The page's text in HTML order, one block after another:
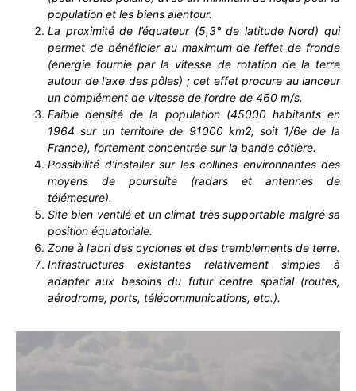
population et les biens alentour.
La proximité de l’équateur (5,3° de latitude Nord) qui
permet de bénéficier au maximum de l’effet de fronde
(énergie fournie par la vitesse de rotation de la terre
autour de l’axe des pôles) ; cet effet procure au lanceur
un complément de vitesse de l’ordre de 460 m/s.
Faible densité de la population (45000 habitants en
1964 sur un territoire de 91000 km2, soit 1/6e de la
France), fortement concentrée sur la bande côtière.
Possibilité d’installer sur les collines environnantes des
moyens de poursuite (radars et antennes de
télémesure).
Site bien ventilé et un climat très supportable malgré sa
position équatoriale.
Zone à l’abri des cyclones et des tremblements de terre.
Infrastructures existantes relativement simples à
adapter aux besoins du futur centre spatial (routes,
aérodrome, ports, télécommunications, etc.).